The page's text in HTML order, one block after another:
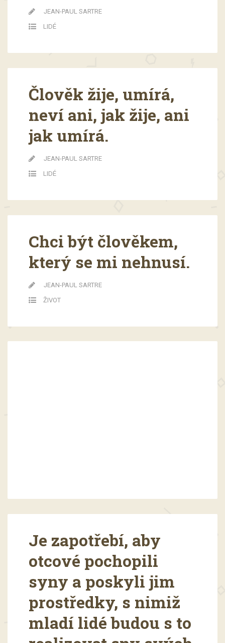
JEAN-PAUL SARTRE
LIDÉ
Člověk žije, umírá,
neví ani, jak žije, ani
jak umírá.
JEAN-PAUL SARTRE
LIDÉ
Chci být člověkem,
který se mi nehnusí.
JEAN-PAUL SARTRE
ŽIVOT
Je zapotřebí, aby
otcové pochopili
syny a poskyli jim
prostředky, s nimiž
mladí lidé budou s to